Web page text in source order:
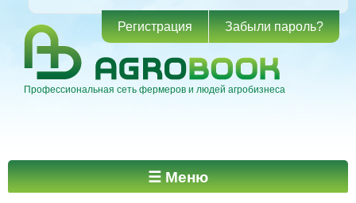
Регистрация Забыли пароль?
Профессиональная сеть фермеров и людей агробизнеса
Главное меню ☰ Меню